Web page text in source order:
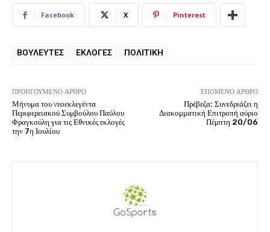
Facebook X Pinterest
ΒΟΥΛΕΥΤΈΣ ΕΚΛΟΓΈΣ ΠΟΛΙΤΙΚΉ
ΠΡΟΗΓΟΎΜΕΝΟ ΆΡΘΡΟ
Μήνυμα του νεοεκλεγέντα
Περιφερειακού Συμβούλου Παύλου
Φραγκούλη για τις Εθνικές εκλογές
την 7η Ιουλίου
ΕΠΌΜΕΝΟ ΆΡΘΡΟ
Πρέβεζα: Συνεδριάζει η
Διακομματική Επιτροπή αύριο
Πέμπτη 20/06